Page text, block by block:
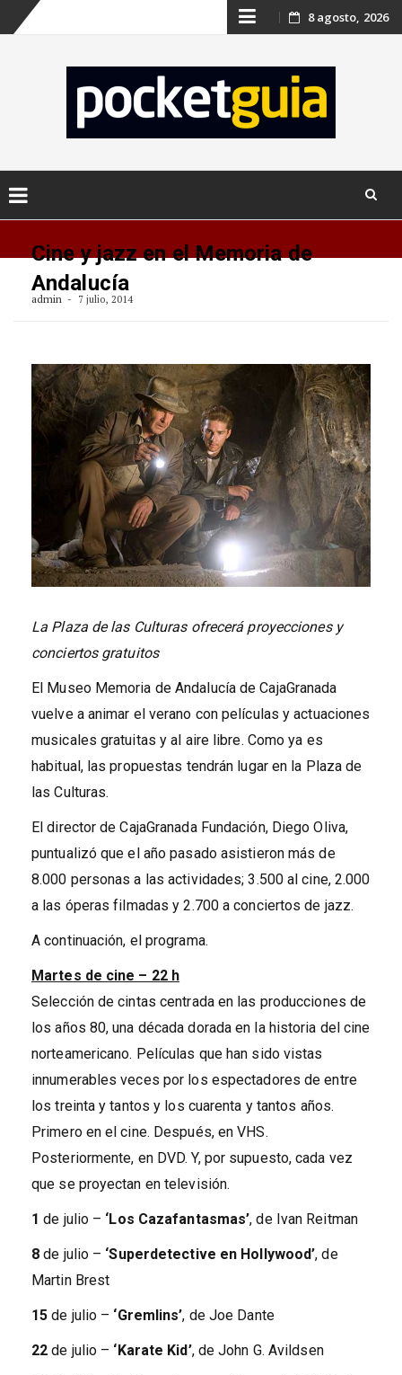
Skip
content
8 agosto, 2026
Cine y jazz en el Memoria de
Andalucía
admin 7 julio, 2014
La Plaza de las Culturas ofrecerá proyecciones y
conciertos gratuitos
El Museo Memoria de Andalucía de CajaGranada
vuelve a animar el verano con películas y actuaciones
musicales gratuitas y al aire libre. Como ya es
habitual, las propuestas tendrán lugar en la Plaza de
las Culturas.
El director de CajaGranada Fundación, Diego Oliva,
puntualizó que el año pasado asistieron más de
8.000 personas a las actividades; 3.500 al cine, 2.000
a las óperas filmadas y 2.700 a conciertos de jazz.
A continuación, el programa.
Martes de cine – 22 h
Selección de cintas centrada en las producciones de
los años 80, una década dorada en la historia del cine
norteamericano. Películas que han sido vistas
innumerables veces por los espectadores de entre
los treinta y tantos y los cuarenta y tantos años.
Primero en el cine. Después, en VHS.
Posteriormente, en DVD. Y, por supuesto, cada vez
que se proyectan en televisión.
1 de julio – ‘Los Cazafantasmas’, de Ivan Reitman
8 de julio – ‘Superdetective en Hollywood’, de
Martin Brest
15 de julio – ‘Gremlins’, de Joe Dante
22 de julio – ‘Karate Kid’, de John G. Avildsen